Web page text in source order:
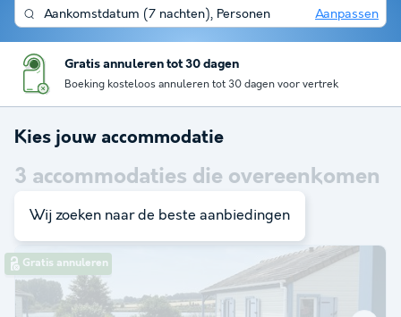
Aankomstdatum (7 nachten), Personen Aanpassen
Gratis annuleren tot 30 dagen
Boeking kosteloos annuleren tot 30 dagen voor vertrek
Kies jouw accommodatie
3 accommodaties die overeenkomen
met je zoekopdracht
Gratis annuleren
Wij zoeken naar de beste aanbiedingen